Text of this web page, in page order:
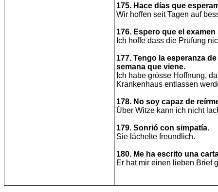
175. Hace días que
Wir hoffen seit Tagen auf
176. Espero que el
Ich hoffe dass die Prüfung
177. Tengo la esperanza
semana que viene.
Ich habe grösse Hoffnung,
Krankenhaus entlassen
178. No soy capaz de
Über Witze kann ich nicht
179. Sonrió con simpatía.
Sie lächelte freundlich.
180. Me ha escrito una
Er hat mir einen lieben Brief